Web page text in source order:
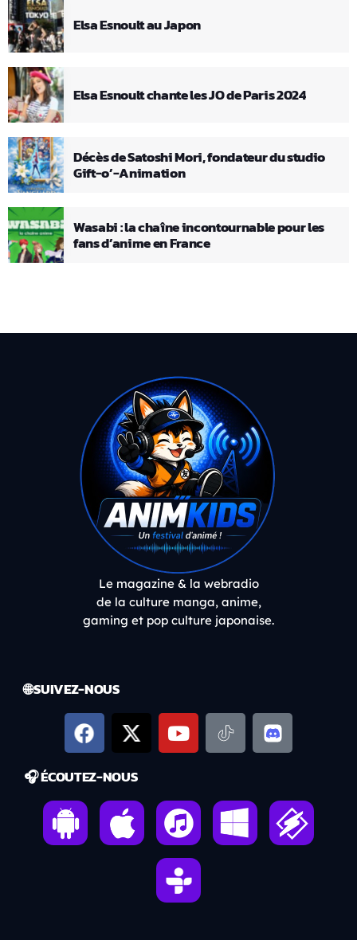
Elsa Esnoult au Japon
Elsa Esnoult chante les JO de Paris 2024
Décès de Satoshi Mori, fondateur du studio
Gift-o’-Animation
Wasabi : la chaîne incontournable pour les
fans d’anime en France
Le magazine & la webradio
de la culture manga, anime,
gaming et pop culture japonaise.
🌐 SUIVEZ-NOUS
🎧 ÉCOUTEZ-NOUS